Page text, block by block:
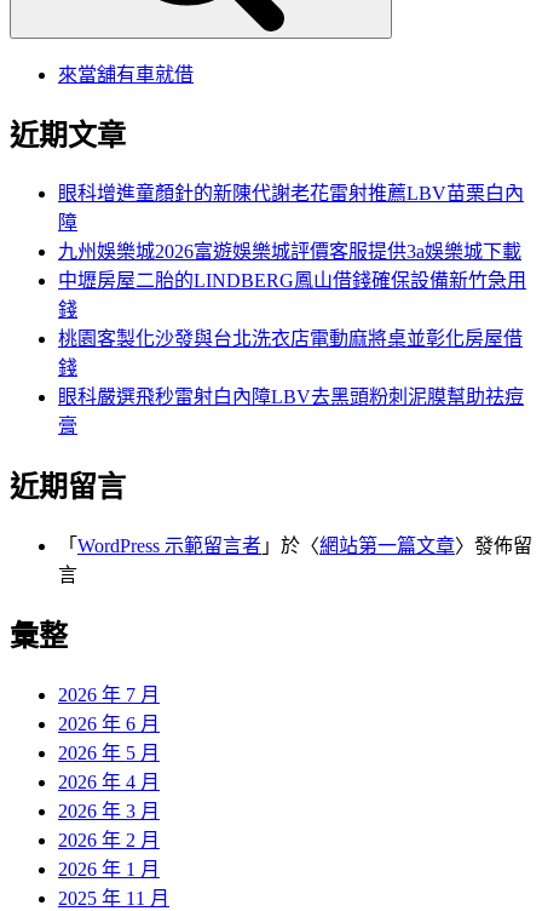
來當舖有車就借
近期文章
眼科增進童顏針的新陳代謝老花雷射推薦LBV苗栗白內
障
九州娛樂城2026富遊娛樂城評價客服提供3a娛樂城下載
中壢房屋二胎的LINDBERG鳳山借錢確保設備新竹急用
錢
桃園客製化沙發與台北洗衣店電動麻將桌並彰化房屋借
錢
眼科嚴選飛秒雷射白內障LBV去黑頭粉刺泥膜幫助祛痘
膏
近期留言
「 WordPress 示範留言者 」於〈網站第一篇文章〉發佈留
言
彙整
2026 年 7 月
2026 年 6 月
2026 年 5 月
2026 年 4 月
2026 年 3 月
2026 年 2 月
2026 年 1 月
2025 年 11 月